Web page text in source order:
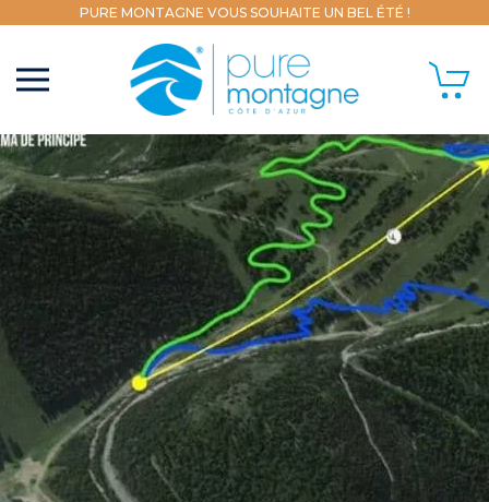
PURE MONTAGNE VOUS SOUHAITE UN BEL ÉTÉ !